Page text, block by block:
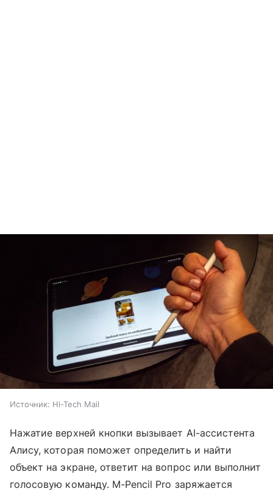
Источник: Hi-Tech Mail
Нажатие верхней кнопки вызывает AI-ассистента
Алису, которая поможет определить и найти
объект на экране, ответит на вопрос или выполнит
голосовую команду. M-Pencil Pro заряжается